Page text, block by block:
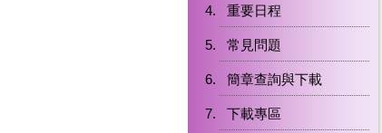
重要日程
常見問題
簡章查詢與下載
下載專區